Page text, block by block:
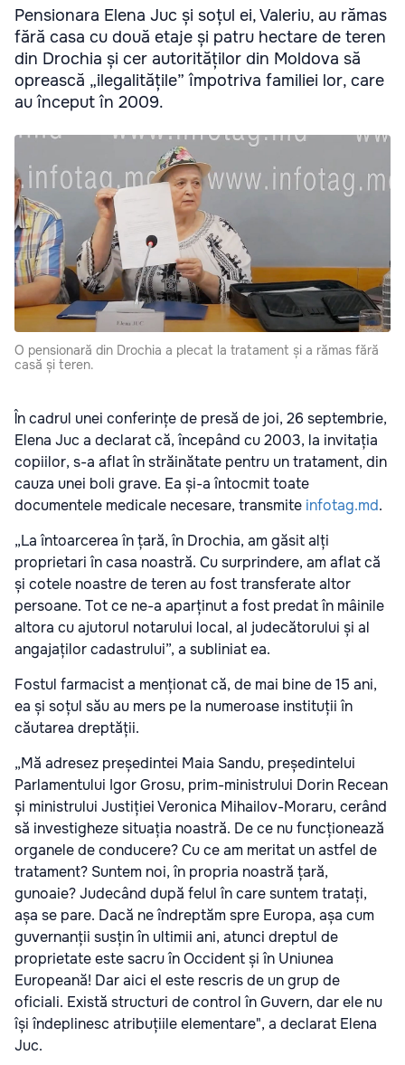
Pensionara Elena Juc și soțul ei, Valeriu, au rămas
fără casa cu două etaje și patru hectare de teren
din Drochia și cer autorităților din Moldova să
oprească „ilegalitățile” împotriva familiei lor, care
au început în 2009.
O pensionară din Drochia a plecat la tratament și a rămas fără
casă și teren.
În cadrul unei conferințe de presă de joi, 26 septembrie,
Elena Juc a declarat că, începând cu 2003, la invitația
copiilor, s-a aflat în străinătate pentru un tratament, din
cauza unei boli grave. Ea și-a întocmit toate
documentele medicale necesare, transmite infotag.md.
„La întoarcerea în țară, în Drochia, am găsit alți
proprietari în casa noastră. Cu surprindere, am aflat că
și cotele noastre de teren au fost transferate altor
persoane. Tot ce ne-a aparținut a fost predat în mâinile
altora cu ajutorul notarului local, al judecătorului și al
angajaților cadastrului”, a subliniat ea.
Fostul farmacist a menționat că, de mai bine de 15 ani,
ea și soțul său au mers pe la numeroase instituții în
căutarea dreptății.
„Mă adresez președintei Maia Sandu, președintelui
Parlamentului Igor Grosu, prim-ministrului Dorin Recean
și ministrului Justiției Veronica Mihailov-Moraru, cerând
să investigheze situația noastră. De ce nu funcționează
organele de conducere? Cu ce am meritat un astfel de
tratament? Suntem noi, în propria noastră țară,
gunoaie? Judecând după felul în care suntem tratați,
așa se pare. Dacă ne îndreptăm spre Europa, așa cum
guvernanții susțin în ultimii ani, atunci dreptul de
proprietate este sacru în Occident și în Uniunea
Europeană! Dar aici el este rescris de un grup de
oficiali. Există structuri de control în Guvern, dar ele nu
își îndeplinesc atribuțiile elementare", a declarat Elena
Juc.